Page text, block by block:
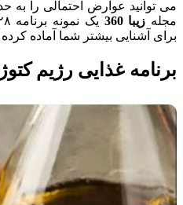
می توانید عوارض احتمالی را به
مجله زیبا 360
برای آشنایی بیشتر شما آماده کرده
برنامه غذایی رژیم کتوژنیک